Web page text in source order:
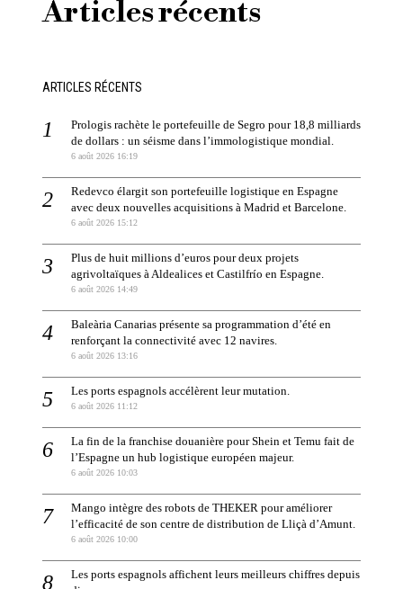
Articles récents
ARTICLES RÉCENTS
Prologis rachète le portefeuille de Segro pour 18,8 milliards
de dollars : un séisme dans l’immologistique mondial.
6 août 2026 16:19
Redevco élargit son portefeuille logistique en Espagne
avec deux nouvelles acquisitions à Madrid et Barcelone.
6 août 2026 15:12
Plus de huit millions d’euros pour deux projets
agrivoltaïques à Aldealices et Castilfrío en Espagne.
6 août 2026 14:49
Baleària Canarias présente sa programmation d’été en
renforçant la connectivité avec 12 navires.
6 août 2026 13:16
Les ports espagnols accélèrent leur mutation.
6 août 2026 11:12
La fin de la franchise douanière pour Shein et Temu fait de
l’Espagne un hub logistique européen majeur.
6 août 2026 10:03
Mango intègre des robots de THEKER pour améliorer
l’efficacité de son centre de distribution de Lliçà d’Amunt.
6 août 2026 10:00
Les ports espagnols affichent leurs meilleurs chiffres depuis